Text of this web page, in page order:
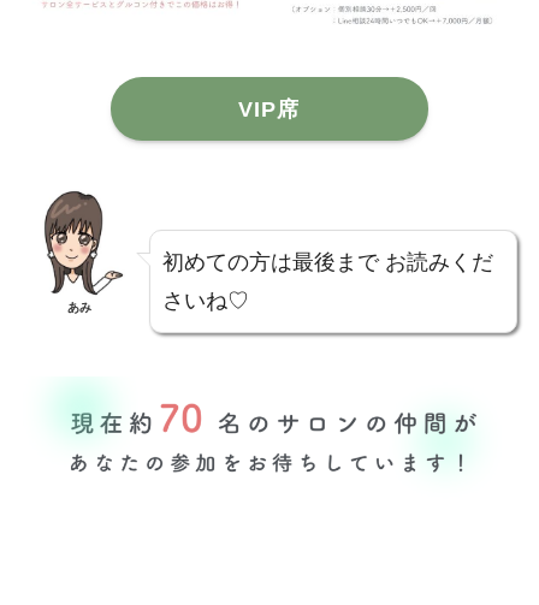
VIP席
あみ
初めての方は最後まで お読みくだ
さいね♡